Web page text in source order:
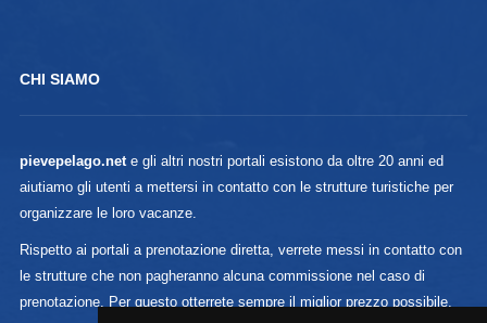
CHI SIAMO
pievepelago.nete gli altri nostri portali esistono da oltre 20 anni ed
aiutiamo gli utenti a mettersi in contatto con le strutture turistiche per
organizzare le loro vacanze.
Rispetto ai portali a prenotazione diretta, verrete messi in contatto con
le strutture che non pagheranno alcuna commissione nel caso di
prenotazione. Per questo otterrete sempre il miglior prezzo possibile.